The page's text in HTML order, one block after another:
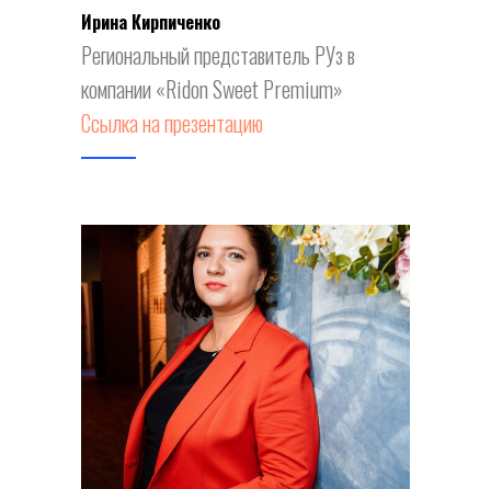
Ирина Кирпиченко
Региональный представитель РУз в
компании «Ridon Sweet Premium»
Ссылка на презентацию